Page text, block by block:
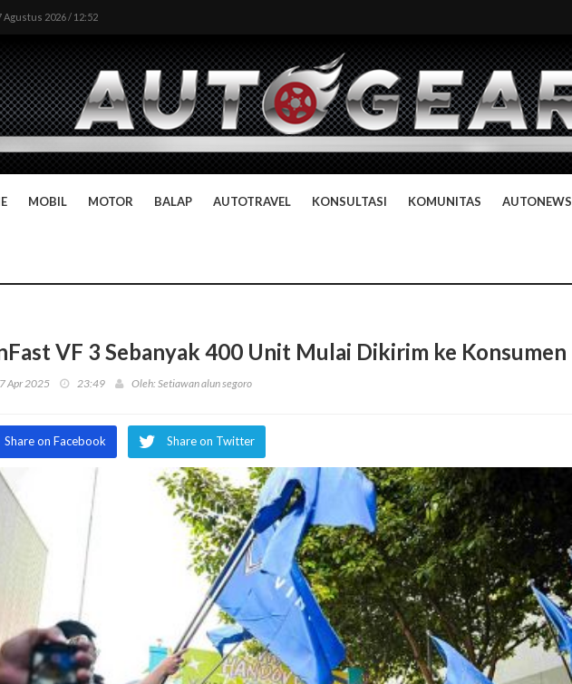
Agustus 2026 / 12:52
MOBIL MOTOR BALAP AUTOTRAVEL KONSULTASI KOMUNITAS AUTONEWS
VF 3 Sebanyak 400 Unit Mulai Dikirim ke Konsumen
Apr 2025 23:49 Oleh: Setiawan alun segoro
Share on Facebook Share on Twitter